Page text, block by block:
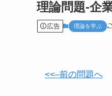
理論問題-企
広告 理論を学ぶ
<<–前の問題へ